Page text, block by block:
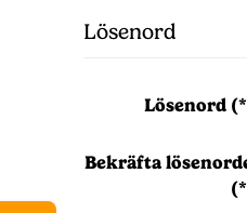
Lösenord
Lösenord
Bekräfta